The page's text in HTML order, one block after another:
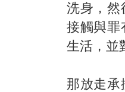
洗身，然
接觸與罪
生活，並
那放走承